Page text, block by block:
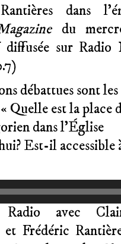
dans
du
diffusée sur Radio
débattues sont les
Quelle est la place
dans l’Église
Est-il accessible
Radio avec
et Frédéric